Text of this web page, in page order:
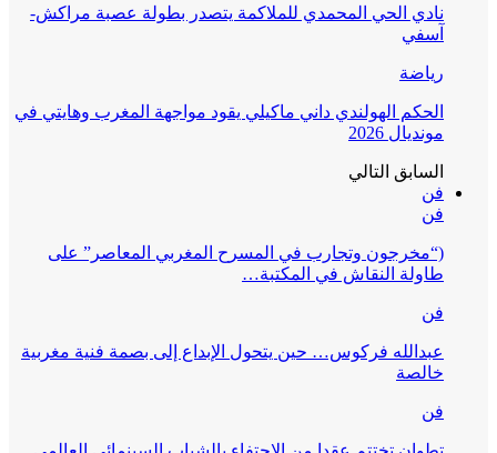
نادي الحي المحمدي للملاكمة يتصدر بطولة عصبة مراكش-
آسفي
رياضة
الحكم الهولندي داني ماكيلي يقود مواجهة المغرب وهايتي في
مونديال 2026
السابق التالي
فن
فن
(“مخرجون وتجارب في المسرح المغربي المعاصر” على
طاولة النقاش في المكتبة…
فن
عبدالله فركوس… حين يتحول الإبداع إلى بصمة فنية مغربية
خالصة
فن